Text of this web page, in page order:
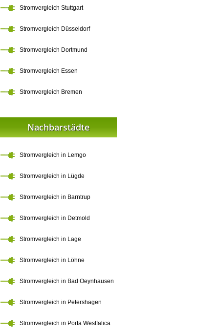
Stromvergleich Stuttgart
Stromvergleich Düsseldorf
Stromvergleich Dortmund
Stromvergleich Essen
Stromvergleich Bremen
Nachbarstädte
Stromvergleich in Lemgo
Stromvergleich in Lügde
Stromvergleich in Barntrup
Stromvergleich in Detmold
Stromvergleich in Lage
Stromvergleich in Löhne
Stromvergleich in Bad Oeynhausen
Stromvergleich in Petershagen
Stromvergleich in Porta Westfalica